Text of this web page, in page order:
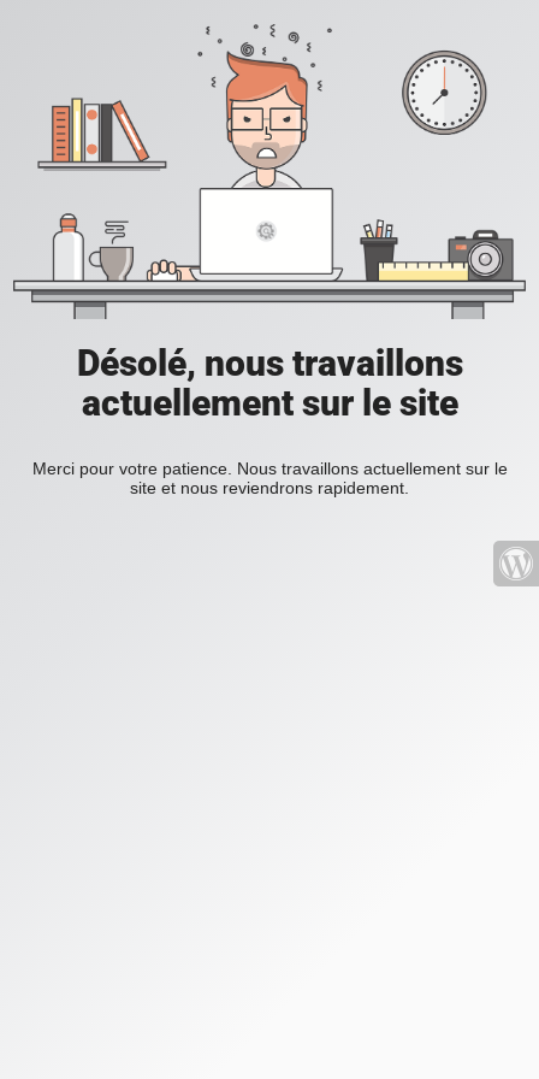
Désolé, nous travaillons
actuellement sur le site
Merci pour votre patience. Nous travaillons actuellement sur le
site et nous reviendrons rapidement.